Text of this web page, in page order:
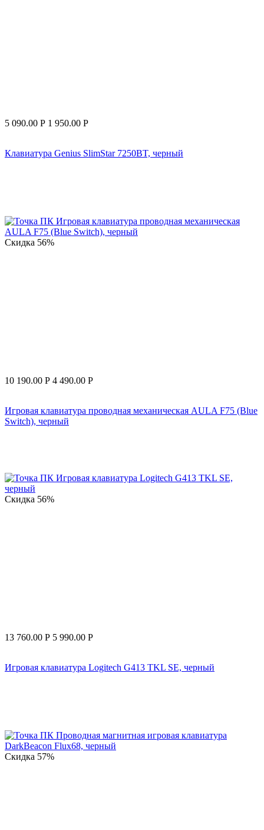
5 090.00 Р 1 950.00 Р
Клавиатура Genius SlimStar 7250BT, черный
Скидка 56%
10 190.00 Р 4 490.00 Р
Игровая клавиатура проводная механическая AULA F75 (Blue
Switch), черный
Скидка 56%
13 760.00 Р 5 990.00 Р
Игровая клавиатура Logitech G413 TKL SE, черный
Скидка 57%